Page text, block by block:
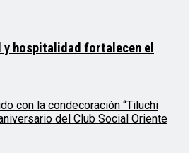
hospitalidad fortalecen el